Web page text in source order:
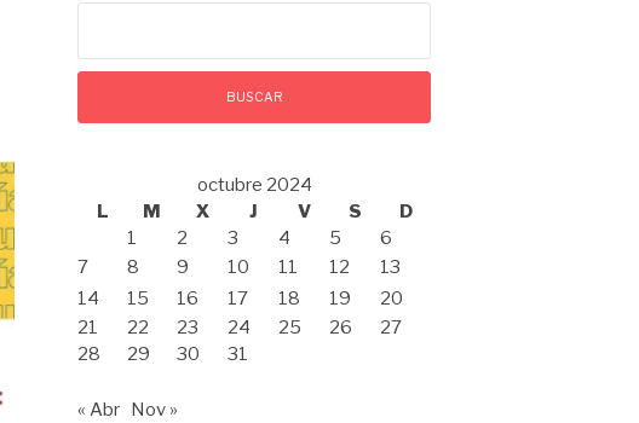
octubre 2024
L
M X J V S
D
1
2 3 4 5
6
7
8 9 10 11 12
13
14
15 16 17 18 19
20
21
22 23 24 25 26
27
28
29 30 31
« Abr Nov »